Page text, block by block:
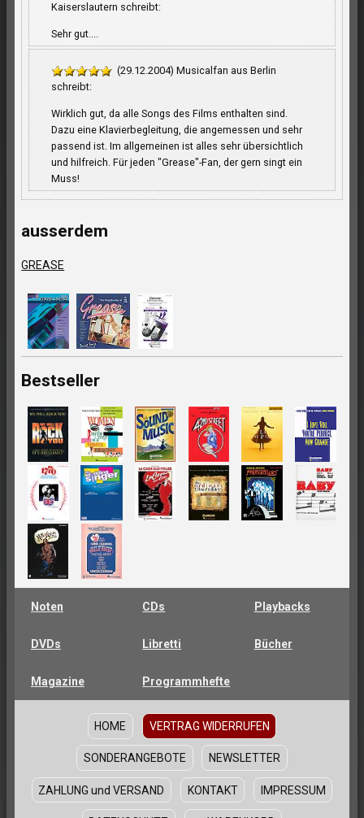
Kaiserslautern schreibt:
Sehr gut....
(29.12.2004) Musicalfan aus Berlin
schreibt:
Wirklich gut, da alle Songs des Films enthalten sind.
Dazu eine Klavierbegleitung, die angemessen und sehr
passend ist. Im allgemeinen ist alles sehr übersichtlich
und hilfreich. Für jeden "Grease"-Fan, der gern singt ein
Muss!
ausserdem
GREASE
Bestseller
Noten CDs Playbacks
DVDs Libretti Bücher
Magazine Programmhefte
HOME VERTRAG WIDERRUFEN
SONDERANGEBOTE NEWSLETTER
ZAHLUNG und VERSAND KONTAKT IMPRESSUM